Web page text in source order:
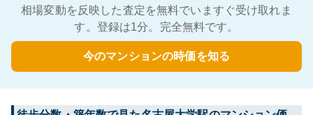
相場変動を反映した査定を無料でいますぐ受け取れま
す。登録は1分。完全無料です。
今のマンションの時価を知る